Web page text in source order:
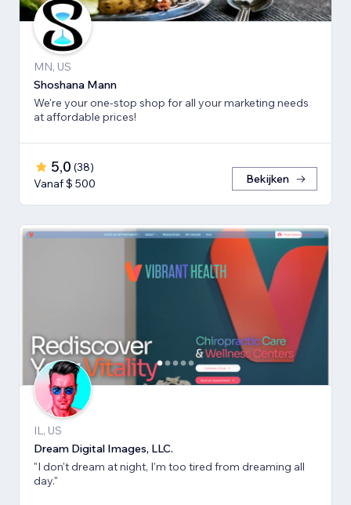
MN, US
Shoshana Mann
We're your one-stop shop for all your marketing needs
at affordable prices!
5,0 (38)
Vanaf $ 500
Bekijken
IL, US
Dream Digital Images, LLC.
"I don't dream at night, I'm too tired from dreaming all
day."